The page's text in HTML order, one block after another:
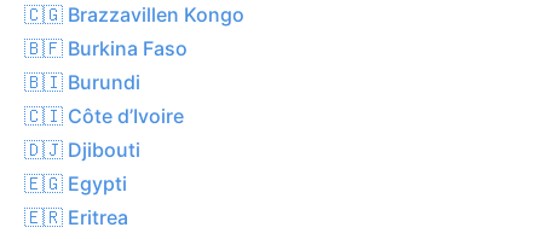
🇨🇬 Brazzavillen Kongo
🇧🇫 Burkina Faso
🇧🇮 Burundi
🇨🇮 Côte d’Ivoire
🇩🇯 Djibouti
🇪🇬 Egypti
🇪🇷 Eritrea